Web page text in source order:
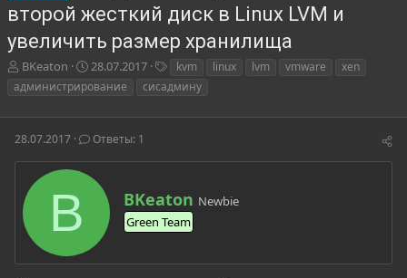
второй жесткий диск в Linux LVM и
увеличить размер хранилища
А
в
т
о
т
е
ы
BKeaton
Д
а
а
а
ч
а
28.07.2017
е
г
и
kvm linux lvm vmware
xen
администрирование
сисадмину
28.07.2017 Ответы: 1
B
А
в
т
р
BKeaton Newbie
Green Team